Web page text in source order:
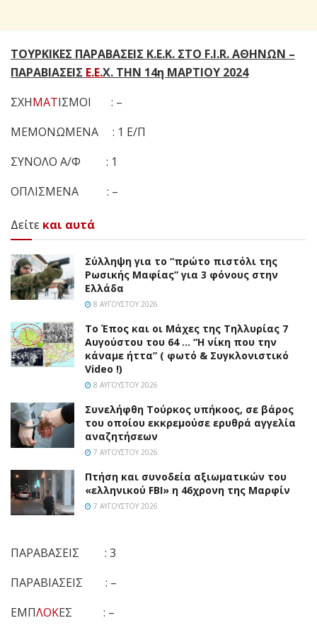
ΤΟΥΡΚΙΚΕΣ ΠΑΡΑΒΑΣΕΙΣ Κ.Ε.Κ. ΣΤΟ F.I.R. ΑΘΗΝΩΝ –
ΠΑΡΑΒΙΑΣΕΙΣ Ε.Ε.Χ. ΤΗΝ 14η ΜΑΡΤΙΟΥ 2024
ΣΧΗΜΑΤΙΣΜΟΙ : –
ΜΕΜΟΝΩΜΕΝΑ : 1 Ε/Π
ΣΥΝΟΛΟ Α/Φ : 1
ΟΠΛΙΣΜΕΝΑ : –
Δείτε και αυτά
Σύλληψη για το “πρώτο πιστόλι της
Ρωσικής Μαφίας” για 3 φόνους στην
Ελλάδα
8 ΑΥΓΟΎΣΤΟΥ 2026
Το Έπος και οι Μάχες της Τηλλυρίας 7
Αυγούστου του 64 … “Η νίκη που την
κάναμε ήττα” ( φωτό & Συγκλονιστικό
Video !)
8 ΑΥΓΟΎΣΤΟΥ 2026
Συνελήφθη Τούρκος υπήκοος, σε βάρος
του οποίου εκκρεμούσε ερυθρά αγγελία
αναζητήσεων
7 ΑΥΓΟΎΣΤΟΥ 2026
Πτήση και συνοδεία αξιωματικών του
«ελληνικού FBI» η 46χρονη της Μαρφίν
7 ΑΥΓΟΎΣΤΟΥ 2026
ΠΑΡΑΒΑΣΕΙΣ : 3
ΠΑΡΑΒΙΑΣΕΙΣ : –
ΕΜΠΛΟΚΕΣ : –